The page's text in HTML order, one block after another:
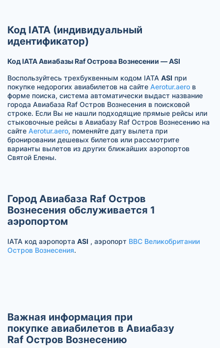
Код IATA (индивидуальный
идентификатор)
Код IATA Авиабазы Raf Острова Вознесении — ASI
Воспользуйтесь трехбуквенным кодом IATA ASI при
покупке недорогих авиабилетов на сайте Aerotur.aero в
форме поиска, система автоматически выдаст название
города Авиабаза Raf Остров Вознесения в поисковой
строке. Если Вы не нашли подходящие прямые рейсы или
стыковочные рейсы в Авиабазу Raf Остров Вознесению на
сайте Aerotur.aero, поменяйте дату вылета при
бронировании дешевых билетов или рассмотрите
варианты вылетов из других ближайших аэропортов
Святой Елены.
Город Авиабаза Raf Остров
Вознесения обслуживается 1
аэропортом
IATA код аэропорта ASI , аэропорт ВВС Великобритании
Остров Вознесения.
Важная информация при
покупке авиабилетов в Авиабазу
Raf Остров Вознесению